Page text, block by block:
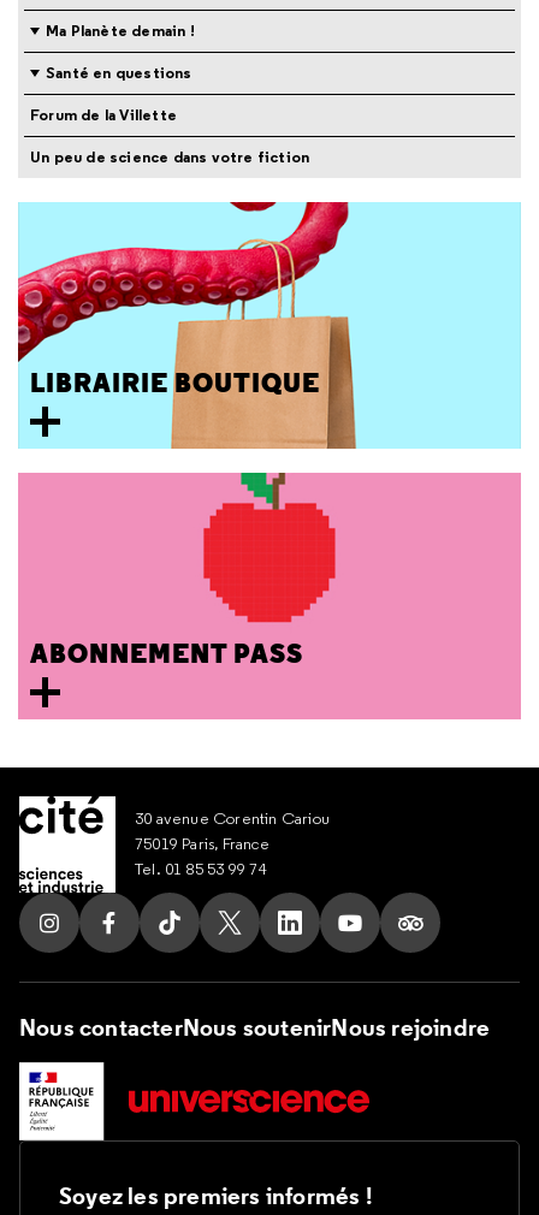
Ma Planète demain !
Santé en questions
Forum de la Villette
Un peu de science dans votre fiction
LIBRAIRIE BOUTIQUE
ABONNEMENT PASS
30 avenue Corentin Cariou
75019 Paris, France
Tel. 01 85 53 99 74
Suivez nous sur Instagram
Suivez nous sur Facebook
Suivez nous sur Tik Tok
Suivez nous sur X
Suivez nous sur LinkedIn
Suivez nous sur
Suivez nous
Nous contacterNous soutenirNous rejoindre
Soyez les premiers informés !